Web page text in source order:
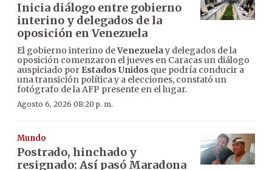
Inicia diálogo entre gobierno
interino y delegados de la
oposición en Venezuela
El gobierno interino deVenezuelay delegados de la
oposición comenzaron el jueves en Caracas un diálogo
auspiciado por Estados Unidos que podría conducir a
una transición política y a elecciones, constató un
fotógrafo de la AFP presente en el lugar.
Agosto 6, 2026 08:20 p. m.
Mundo
Postrado, hinchado y
resignado: Así pasó Maradona